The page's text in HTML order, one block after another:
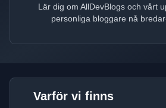
Lär dig om AllDevBlogs och vårt
personliga bloggare nå
Varför vi finns